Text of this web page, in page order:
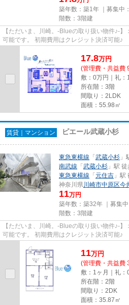
築年数：築1年 ｜募集中：
階数：3階建
【ただいま、川崎。-Blueの取り扱い物件♪-
可能です。 初期費用はクレジット決済可能♪
17.8万円
(管理費・共益費
敷：0万円｜礼：
所在階：3階
間取り：2LDK
面積：55.98㎡
賃貸｜マンション ピエール武蔵小杉
東急東横線 「 武蔵小杉 」
南武線 「 武蔵小杉 」駅
東急東横線 「 元住吉 」駅
神奈川県川崎市中原区今
11万円
築年数：築32年 ｜募集中
階数：3階建
【ただいま、川崎。-Blueの取り扱い物件♪-
可能です。 初期費用はクレジット決済可能♪
11万円
(管理費・共益費
敷：1ヶ月｜礼：
所在階：2階
間取り：2DK
面積：35.87㎡